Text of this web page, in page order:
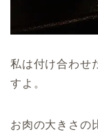
私は付け合わせ
すよ。
お肉の大きさの